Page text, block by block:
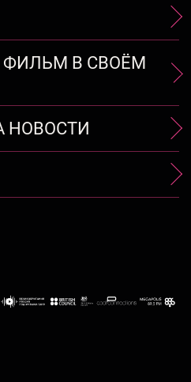
ФИЛЬМ В СВОЁМ
НОВОСТИ